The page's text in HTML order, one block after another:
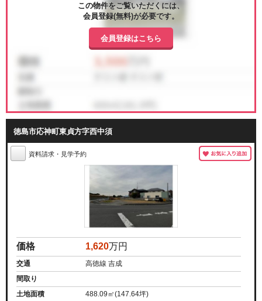
この物件をご覧いただくには、
会員登録(無料)が必要です。
会員登録はこちら
徳島市応神町東貞方字西中須
資料請求・見学予約
価格 1,620万円
交通
高徳線 吉成
間取り
土地面積
488.09㎡(147.64坪)